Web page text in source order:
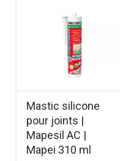
Mastic silicone
pour joints |
Mapesil AC |
Mapei 310 ml